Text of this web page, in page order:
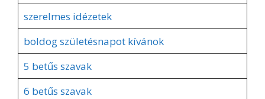
szerelmes idézetek
boldog születésnapot kívánok
5 betűs szavak
6 betűs szavak